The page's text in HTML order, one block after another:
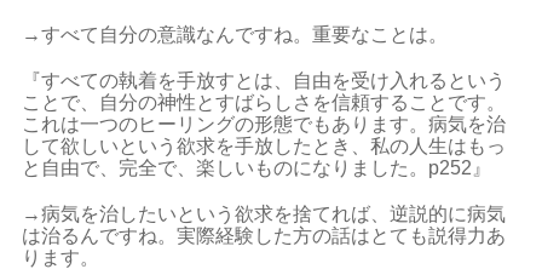
→すべて自分の意識なんですね。重要なことは。
『すべての執着を手放すとは、自由を受け入れるという
ことで、自分の神性とすばらしさを信頼することです。
これは一つのヒーリングの形態でもあります。病気を治
して欲しいという欲求を手放したとき、私の人生はもっ
と自由で、完全で、楽しいものになりました。p252』
→病気を治したいという欲求を捨てれば、逆説的に病気
は治るんですね。実際経験した方の話はとても説得力あ
ります。